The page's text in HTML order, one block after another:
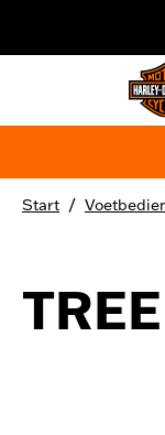
Start /